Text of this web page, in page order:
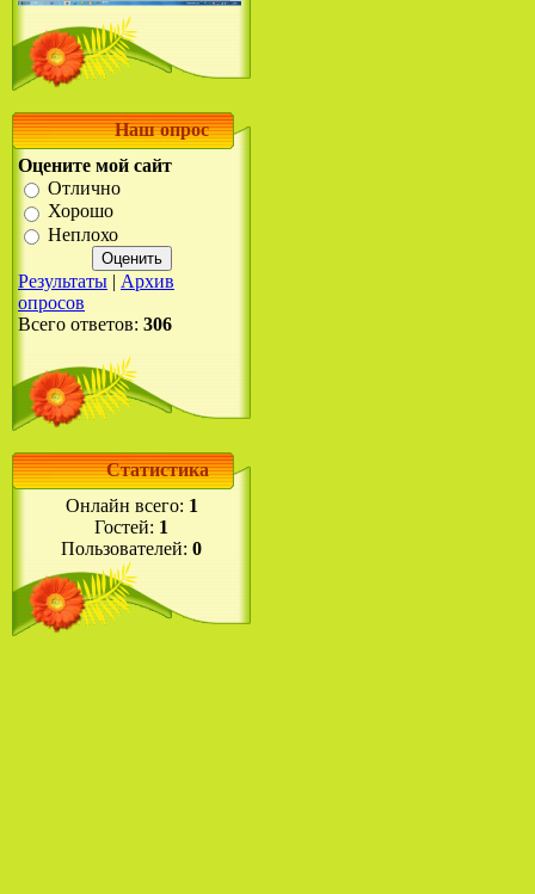
Наш опрос
Оцените мой сайт
Отлично
Хорошо
Неплохо
Результаты | Архив
опросов
Всего ответов: 306
Статистика
Онлайн всего: 1
Гостей: 1
Пользователей: 0